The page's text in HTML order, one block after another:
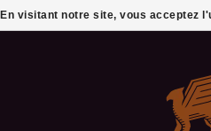
En visitant notre site, vous acceptez